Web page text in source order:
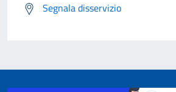
Segnala disservizio